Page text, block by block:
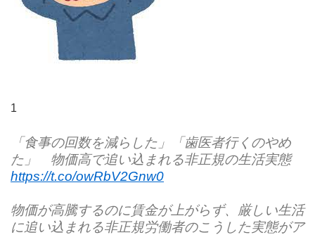
1
「食事の回数を減らした」「歯医者行くのやめ
た」 物価高で追い込まれる非正規の生活実態
https://t.co/owRbV2Gnw0
物価が高騰するのに賃金が上がらず、厳しい生活
に追い込まれる非正規労働者のこうした実態がア